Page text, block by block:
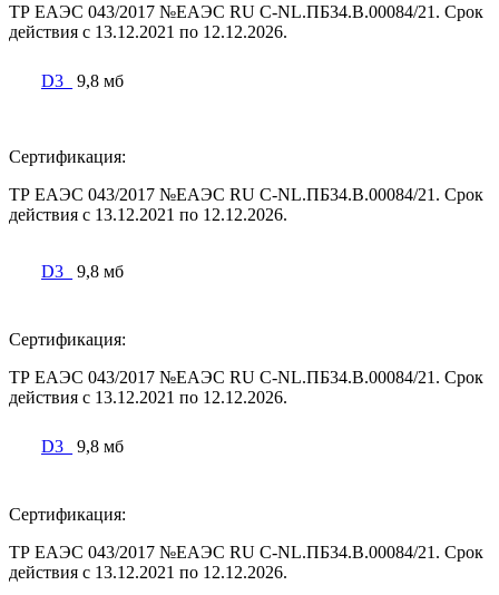
ТР ЕАЭС 043/2017 №ЕАЭС RU C-NL.ПБ34.В.00084/21. Срок
действия с 13.12.2021 по 12.12.2026.
D3_ 9,8 мб
Сертификация:
ТР ЕАЭС 043/2017 №ЕАЭС RU C-NL.ПБ34.В.00084/21. Срок
действия с 13.12.2021 по 12.12.2026.
D3_ 9,8 мб
Сертификация:
ТР ЕАЭС 043/2017 №ЕАЭС RU C-NL.ПБ34.В.00084/21. Срок
действия с 13.12.2021 по 12.12.2026.
D3_ 9,8 мб
Сертификация:
ТР ЕАЭС 043/2017 №ЕАЭС RU C-NL.ПБ34.В.00084/21. Срок
действия с 13.12.2021 по 12.12.2026.